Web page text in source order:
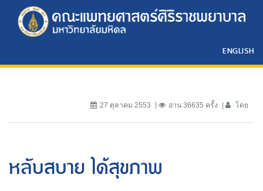
ENGLISH
27 ตุลาคม 2553 อ่าน 36635 ครั้ง โดย
หลับสบาย ได้สุขภาพ